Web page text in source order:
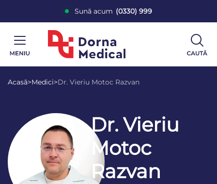
Sună acum (0330) 999
Acasă>Medici>Dr. Vieriu Motoc Razvan
Dr. Vieriu
Motoc
Razvan